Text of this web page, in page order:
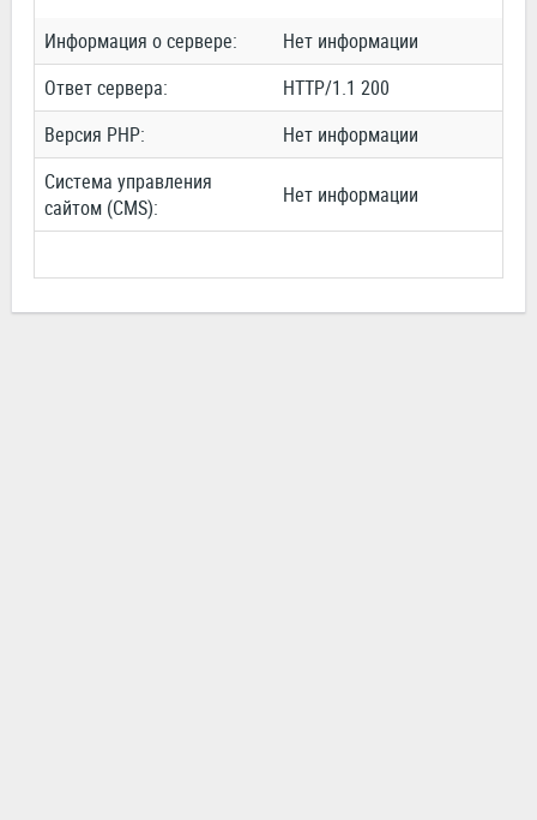
Информация о сервере:
Нет информации
Ответ сервера:
HTTP/1.1 200
Версия PHP:
Нет информации
Система управления
сайтом (CMS):
Нет информации